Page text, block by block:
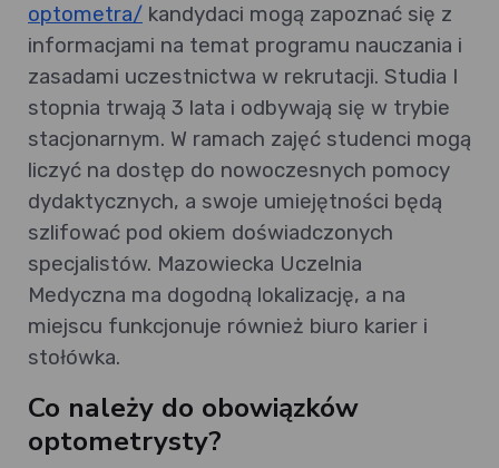
optometra/ kandydaci mogą zapoznać się z
informacjami na temat programu nauczania i
zasadami uczestnictwa w rekrutacji. Studia I
stopnia trwają 3 lata i odbywają się w trybie
stacjonarnym. W ramach zajęć studenci mogą
liczyć na dostęp do nowoczesnych pomocy
dydaktycznych, a swoje umiejętności będą
szlifować pod okiem doświadczonych
specjalistów. Mazowiecka Uczelnia
Medyczna ma dogodną lokalizację, a na
miejscu funkcjonuje również biuro karier i
stołówka.
Co należy do obowiązków
optometrysty?